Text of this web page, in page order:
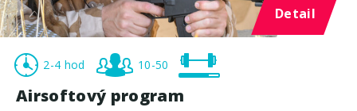
Detail
2-4 hod 10-50
Airsoftový program